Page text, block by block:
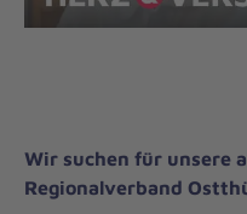
Wir suchen für unsere
Regionalverband